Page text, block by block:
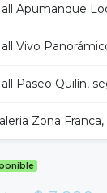
Apumanque
Vivo
Paseo Quilín,
Zona